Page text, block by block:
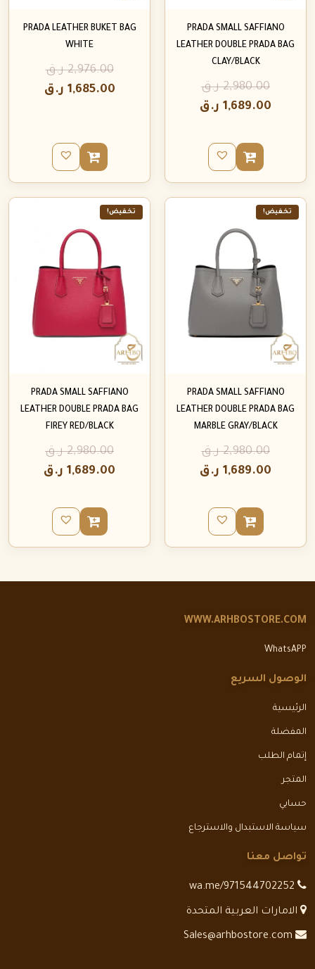
PRADA SMALL SAFFIANO
LEATHER DOUBLE PRADA BAG
CLAY/BLACK
2,980.00 ر.ق
1,689.00 ر.ق
PRADA LEATHER BUKET BAG
WHITE
2,976.00 ر.ق
1,685.00 ر.ق
تخفيض!
PRADA SMALL SAFFIANO
LEATHER DOUBLE PRADA BAG
MARBLE GRAY/BLACK
2,980.00 ر.ق
1,689.00 ر.ق
تخفيض!
PRADA SMALL SAFFIANO
LEATHER DOUBLE PRADA BAG
FIREY RED/BLACK
2,980.00 ر.ق
1,689.00 ر.ق
WWW.ARHBOSTORE.COM
WhatsAPP
الوصول السريع
الرئيسية
المفضلة
إتمام الطلب
المتجر
حسابي
سياسة الاستبدال والاسترجاع
تواصل معنا
الامارات العربية المتحدة